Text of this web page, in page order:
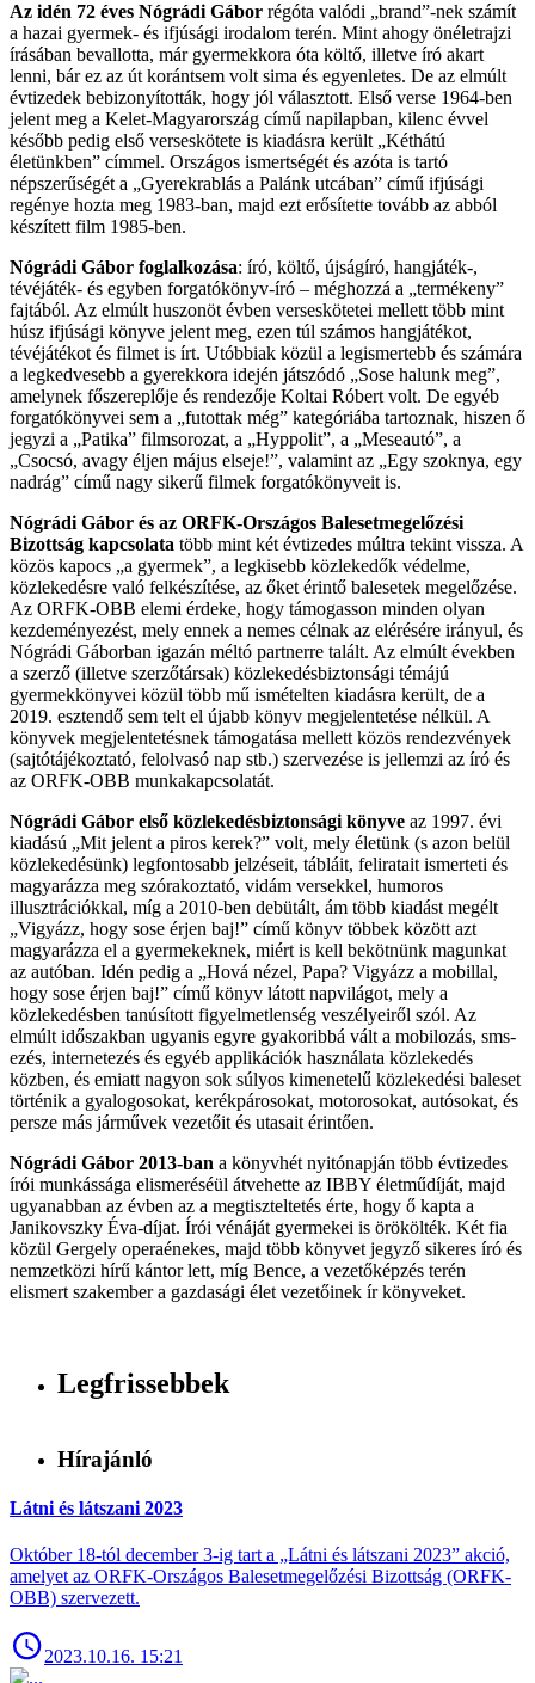
Az idén 72 éves Nógrádi Gábor régóta valódi „brand”-nek számít
a hazai gyermek- és ifjúsági irodalom terén. Mint ahogy önéletrajzi
írásában bevallotta, már gyermekkora óta költő, illetve író akart
lenni, bár ez az út korántsem volt sima és egyenletes. De az elmúlt
évtizedek bebizonyították, hogy jól választott. Első verse 1964-ben
jelent meg a Kelet-Magyarország című napilapban, kilenc évvel
később pedig első verseskötete is kiadásra került „Kéthátú
életünkben” címmel. Országos ismertségét és azóta is tartó
népszerűségét a „Gyerekrablás a Palánk utcában” című ifjúsági
regénye hozta meg 1983-ban, majd ezt erősítette tovább az abból
készített film 1985-ben.
Nógrádi Gábor foglalkozása: író, költő, újságíró, hangjáték-,
tévéjáték- és egyben forgatókönyv-író – méghozzá a „termékeny”
fajtából. Az elmúlt huszonöt évben verseskötetei mellett több mint
húsz ifjúsági könyve jelent meg, ezen túl számos hangjátékot,
tévéjátékot és filmet is írt. Utóbbiak közül a legismertebb és számára
a legkedvesebb a gyerekkora idején játszódó „Sose halunk meg”,
amelynek főszereplője és rendezője Koltai Róbert volt. De egyéb
forgatókönyvei sem a „futottak még” kategóriába tartoznak, hiszen ő
jegyzi a „Patika” filmsorozat, a „Hyppolit”, a „Meseautó”, a
„Csocsó, avagy éljen május elseje!”, valamint az „Egy szoknya, egy
nadrág” című nagy sikerű filmek forgatókönyveit is.
Nógrádi Gábor és az ORFK-Országos Balesetmegelőzési
Bizottság kapcsolata több mint két évtizedes múltra tekint vissza. A
közös kapocs „a gyermek”, a legkisebb közlekedők védelme,
közlekedésre való felkészítése, az őket érintő balesetek megelőzése.
Az ORFK-OBB elemi érdeke, hogy támogasson minden olyan
kezdeményezést, mely ennek a nemes célnak az elérésére irányul, és
Nógrádi Gáborban igazán méltó partnerre talált. Az elmúlt években
a szerző (illetve szerzőtársak) közlekedésbiztonsági témájú
gyermekkönyvei közül több mű ismételten kiadásra került, de a
2019. esztendő sem telt el újabb könyv megjelentetése nélkül. A
könyvek megjelentetésnek támogatása mellett közös rendezvények
(sajtótájékoztató, felolvasó nap stb.) szervezése is jellemzi az író és
az ORFK-OBB munkakapcsolatát.
Nógrádi Gábor első közlekedésbiztonsági könyve az 1997. évi
kiadású „Mit jelent a piros kerek?” volt, mely életünk (s azon belül
közlekedésünk) legfontosabb jelzéseit, tábláit, feliratait ismerteti és
magyarázza meg szórakoztató, vidám versekkel, humoros
illusztrációkkal, míg a 2010-ben debütált, ám több kiadást megélt
„Vigyázz, hogy sose érjen baj!” című könyv többek között azt
magyarázza el a gyermekeknek, miért is kell bekötnünk magunkat
az autóban. Idén pedig a „Hová nézel, Papa? Vigyázz a mobillal,
hogy sose érjen baj!” című könyv látott napvilágot, mely a
közlekedésben tanúsított figyelmetlenség veszélyeiről szól. Az
elmúlt időszakban ugyanis egyre gyakoribbá vált a mobilozás, sms-
ezés, internetezés és egyéb applikációk használata közlekedés
közben, és emiatt nagyon sok súlyos kimenetelű közlekedési baleset
történik a gyalogosokat, kerékpárosokat, motorosokat, autósokat, és
persze más járművek vezetőit és utasait érintően.
Nógrádi Gábor 2013-ban a könyvhét nyitónapján több évtizedes
írói munkássága elismeréséül átvehette az IBBY életműdíját, majd
ugyanabban az évben az a megtiszteltetés érte, hogy ő kapta a
Janikovszky Éva-díjat. Írói vénáját gyermekei is örökölték. Két fia
közül Gergely operaénekes, majd több könyvet jegyző sikeres író és
nemzetközi hírű kántor lett, míg Bence, a vezetőképzés terén
elismert szakember a gazdasági élet vezetőinek ír könyveket.
Legfrissebbek
Hírajánló
Látni és látszani 2023
Október 18-tól december 3-ig tart a „Látni és látszani 2023” akció,
amelyet az ORFK-Országos Balesetmegelőzési Bizottság (ORFK-
OBB) szervezett.
2023.10.16. 15:21